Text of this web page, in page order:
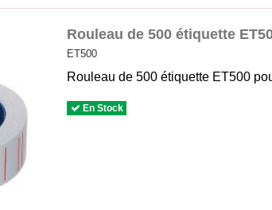
Rouleau de 500 étiquette
ET500
Rouleau de 500 étiquette ET500
En Stock